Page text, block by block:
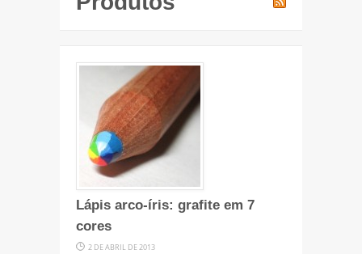
Lápis arco-íris: grafite em 7
cores
2 DE ABRIL DE 2013